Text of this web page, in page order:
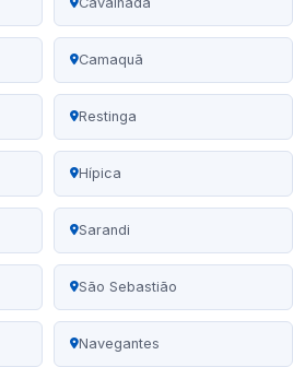
Camaquã
Restinga
Hípica
Sarandi
São Sebastião
Navegantes